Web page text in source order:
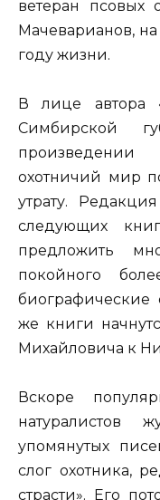
ветеран псовых
Мачеварианов,
году жизни.
В лице автора
Симбирской
произведении
охотничий мир
утрату.
следующих
предложить
покойного
же книги
Михайловича к
Вскоре
натуралистов
упомянутых
слог охотника,
страсти». Его